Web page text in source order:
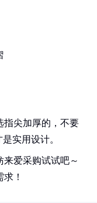
指尖加厚的，不要
实用设计。
爱采购试试吧～
！